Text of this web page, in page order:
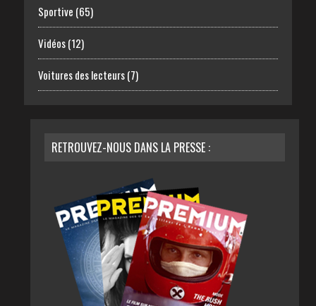
Sportive (65)
Vidéos(12)
Voitures des lecteurs(7)
RETROUVEZ-NOUS DANS LA PRESSE :